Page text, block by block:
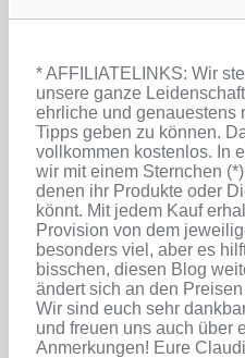
* AFFILIATELINKS: Wir
unsere ganze
ehrliche und genauestens
Tipps geben zu können.
vollkommen kostenlos. In
wir mit einem Sternchen
denen ihr Produkte oder
könnt. Mit jedem Kauf
Provision von dem
besonders viel, aber es
bisschen, diesen Blog
ändert sich an den
Wir sind euch sehr
und freuen uns auch über
Anmerkungen! Eure